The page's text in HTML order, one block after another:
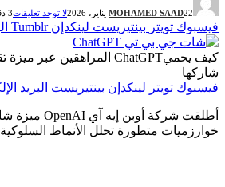
MOHAMED SAAD22 يناير، 2026 لا توجد تعليقات3 دقائق
فيسبوك تويتر بينتيريست لينكدإن Tumblr
كيف يحميChatGPT المراهقين عبر ميزة تقدير العمر
شاركها
فيسبوك تويتر لينكدإن بينتيريست البريد
خوارزميات متطورة تحلل الأنماط